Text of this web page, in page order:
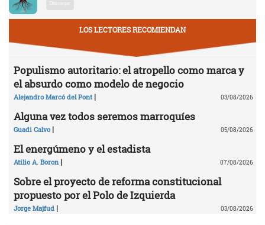
Descargar
LOS LECTORES RECOMIENDAN
Populismo autoritario: el atropello como marca y
el absurdo como modelo de negocio
Alejandro Marcó del Pont | 03/08/2026
Alguna vez todos seremos marroquíes
Guadi Calvo | 05/08/2026
El energúmeno y el estadista
Atilio A. Boron | 07/08/2026
Sobre el proyecto de reforma constitucional
propuesto por el Polo de Izquierda
Jorge Majfud | 03/08/2026